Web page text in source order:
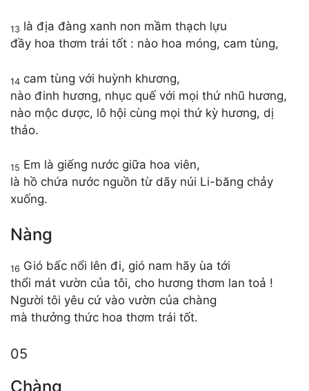
13 là địa đàng xanh non mầm thạch lựu
đầy hoa thơm trái tốt : nào hoa móng, cam tùng,
14 cam tùng với huỳnh khương,
nào đinh hương, nhục quế với mọi thứ nhũ hương,
nào mộc dược, lô hội cùng mọi thứ kỳ hương, dị
thảo.
15 Em là giếng nước giữa hoa viên,
là hồ chứa nước nguồn từ dãy núi Li-băng chảy
xuống.
Nàng
16 Gió bấc nổi lên đi, gió nam hãy ùa tới
thổi mát vườn của tôi, cho hương thơm lan toả !
Người tôi yêu cứ vào vườn của chàng
mà thưởng thức hoa thơm trái tốt.
05
Chàng